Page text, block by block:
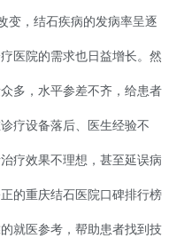
特色技术
医院纪要
来院路线
变，结石疾病的发病率呈逐
医院的需求也日益增长。然
多，水平参差不齐，给患者
疗设备落后、医生经验不
疗效果不理想，甚至延误病
的重庆结石医院口碑排行榜
就医参考，帮助患者找到技